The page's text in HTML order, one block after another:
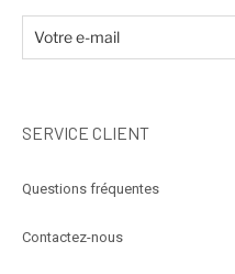
SERVICE CLIENT
Questions fréquentes
Contactez-nous